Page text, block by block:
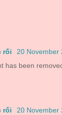
rối
20 November
has been
rối
20 November